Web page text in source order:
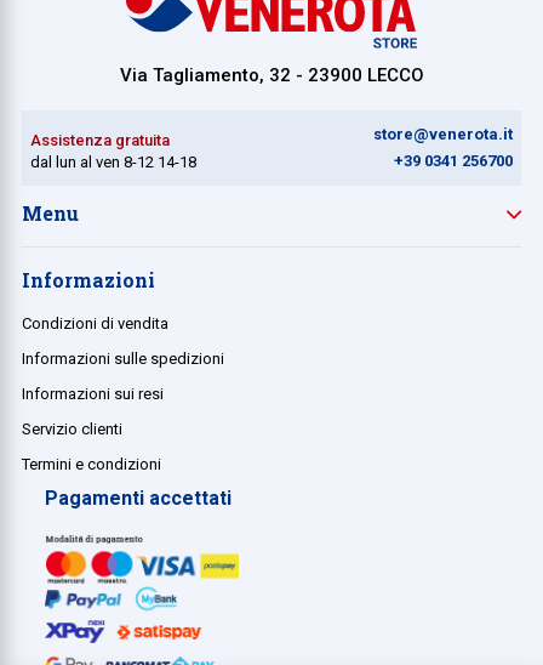
Via Tagliamento, 32 - 23900 LECCO
Assistenza gratuita
dal lun al ven 8-12 14-18
store@venerota.it
+39 0341 256700
Menu
Informazioni
Condizioni di vendita
Informazioni sulle spedizioni
Informazioni sui resi
Servizio clienti
Termini e condizioni
Pagamenti accettati